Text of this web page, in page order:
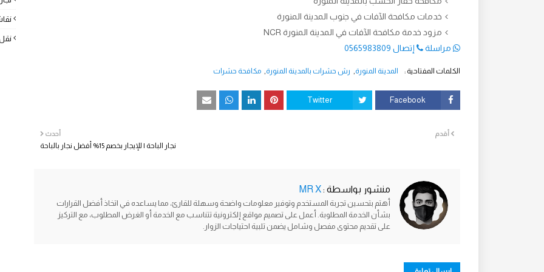
خدمات مكافحة الآفات في جنوب المدينة المنورة
مزود خدمة مكافحة الآفات في المدينة المنورة NCR
مراسلة
إتصال 0565983809
الكلمات المفتاحية : المدينة المنورة رش حشرات بالمدينة المنورة مكافحة حشرات
Facebook
Twitter
أحدث
نجار الباحة | للإيجار بخصم 15% أفضل نجار بالباحة
أقدم
منشور بواسطة :
أهتم بتحسين تجربة المستخدم وتوفير معلومات واضحة وسهلة للقارئ، مما يساعده في اتخاذ أفضل القرارات
بشأن الخدمة المطلوبة. أعمل على تصميم مواقع إلكترونية تتناسب مع الخدمة أو الغرض المطلوب، مع التركيز
على تقديم محتوى مفصل وشامل يضمن تلبية احتياجات الزوار.